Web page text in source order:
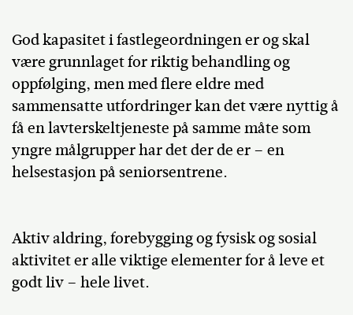
God kapasitet i fastlegeordningen er og skal
være grunnlaget for riktig behandling og
oppfølging, men med flere eldre med
sammensatte utfordringer kan det være nyttig å
få en lavterskeltjeneste på samme måte som
yngre målgrupper har det der de er – en
helsestasjon på seniorsentrene.
Aktiv aldring, forebygging og fysisk og sosial
aktivitet er alle viktige elementer for å leve et
godt liv – hele livet.